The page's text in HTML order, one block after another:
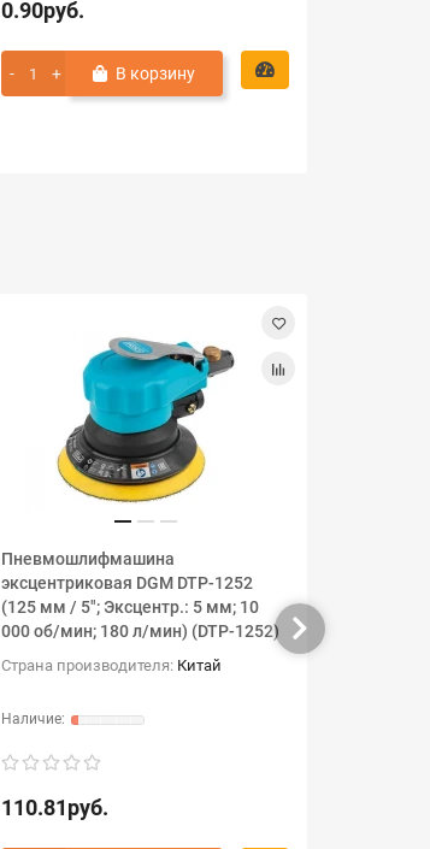
0.90руб.
В корзину
Пневмошлифмашина
эксцентриковая DGM DTP-1252
(125 мм / 5"; Эксцентр.: 5 мм; 10
000 об/мин; 180 л/мин) (DTP-1252)
Страна производителя: Китай
110.81руб.